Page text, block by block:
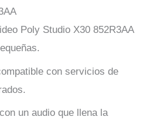
Poly Studio X30 852R3AA
con servicios de
un audio que llena la